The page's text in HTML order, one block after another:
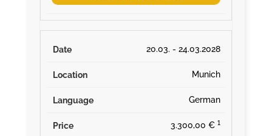
20.03. - 24.03.2028
Munich
German
3.300,00 € ¹